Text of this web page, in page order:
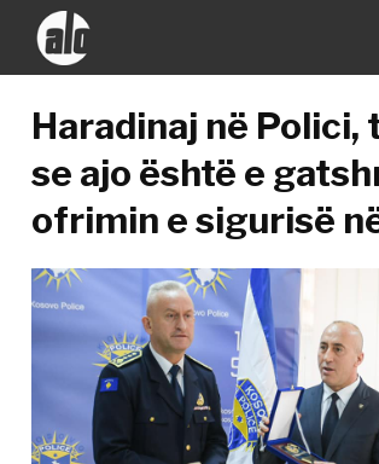
Haradinaj në Polici,
se ajo është e
ofrimin e sigurisë